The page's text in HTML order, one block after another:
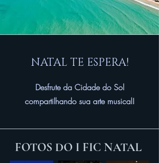
NATAL TE ESPERA!
Desfrute da Cidade do Sol
compartilhando sua arte musical!
FOTOS DO I FIC NATAL